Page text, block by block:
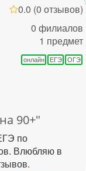
0.0 (0 отзывов)
0 филиалов
1 предмет
онлайн ЕГЭ ОГЭ
90+"
по
Влюбляю в